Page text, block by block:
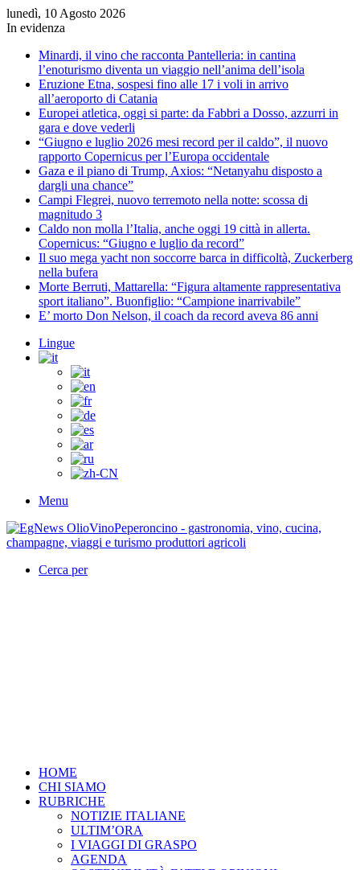
lunedì, 10 Agosto 2026
In evidenza
Minardi, il vino che racconta Pantelleria: in cantina
l’enoturismo diventa un viaggio nell’anima dell’isola
Eruzione Etna, sospesi fino alle 17 i voli in arrivo
all’aeroporto di Catania
Europei atletica, oggi si parte: da Fabbri a Dosso, azzurri in
gara e dove vederli
“Giugno e luglio 2026 mesi record per il caldo”, il nuovo
rapporto Copernicus per l’Europa occidentale
Gaza e il piano di Trump, Axios: “Netanyahu disposto a
dargli una chance”
Campi Flegrei, nuovo terremoto nella notte: scossa di
magnitudo 3
Caldo non molla l’Italia, anche oggi 19 città in allerta.
Copernicus: “Giugno e luglio da record”
Il suo mega yacht non soccorre barca in difficoltà, Zuckerberg
nella bufera
Morte Berruti, Mattarella: “Figura altamente rappresentativa
sport italiano”. Buonfiglio: “Campione inarrivabile”
E’ morto Don Nelson, il coach da record aveva 86 anni
Lingue
Menu
Cerca per
HOME
CHI SIAMO
RUBRICHE
NOTIZIE ITALIANE
ULTIM’ORA
I VIAGGI DI GRASPO
AGENDA